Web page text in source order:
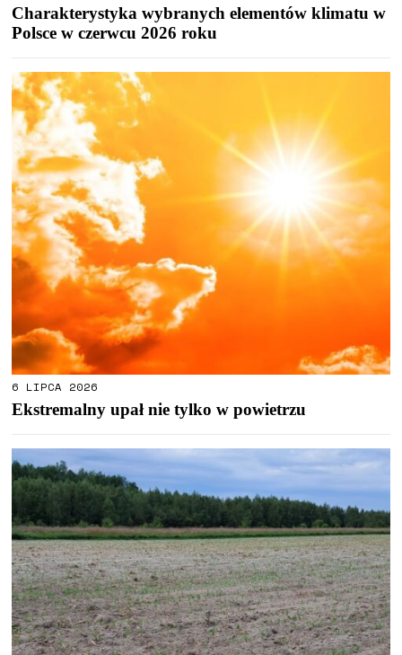
Charakterystyka wybranych elementów klimatu w
Polsce w czerwcu 2026 roku
6 LIPCA 2026
Ekstremalny upał nie tylko w powietrzu